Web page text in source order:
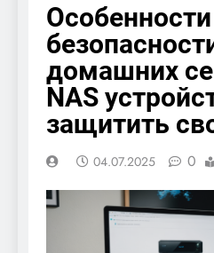
Особенности
домашних
NAS
защитить
04.07.2025 0